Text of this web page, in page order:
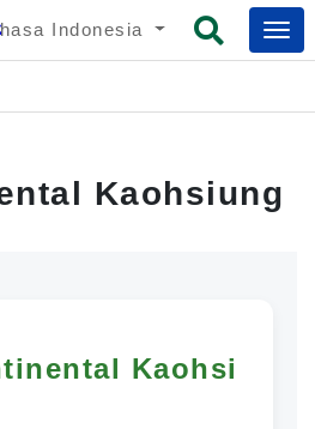
Indonesia
Kaohsiung
Kaohsi